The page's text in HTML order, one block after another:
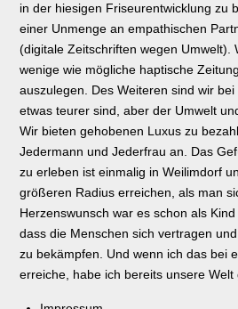
in der hiesigen Friseurentwicklung zu
einer Unmenge an empathischen
(digitale Zeitschriften wegen Umwelt).
wenige wie mögliche haptische
auszulegen. Des Weiteren sind wir
etwas teurer sind, aber der Umwelt
Wir bieten gehobenen Luxus zu
Jedermann und Jederfrau an. Das
zu erleben ist einmalig in Weilimdorf
größeren Radius erreichen, als man
Herzenswunsch war es schon als
dass die Menschen sich vertragen
zu bekämpfen. Und wenn ich das bei
erreiche, habe ich bereits unsere Welt